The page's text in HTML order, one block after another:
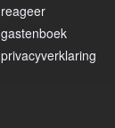
reageer
gastenboek
privacyverklaring